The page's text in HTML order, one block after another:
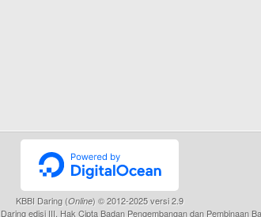
KBBI Daring (Online) © 2012-2025 versi 2.9
edisi III, Hak Cipta Badan Pengembangan dan Pembinaan